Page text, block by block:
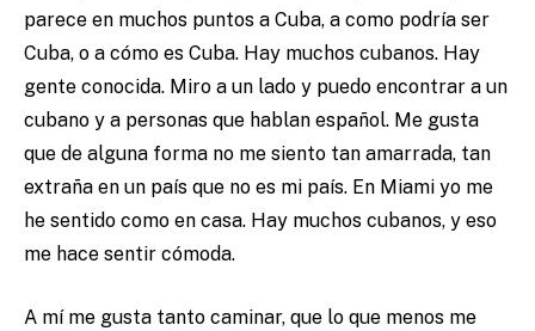
parece en muchos puntos a Cuba, a como podría ser
Cuba, o a cómo es Cuba. Hay muchos cubanos. Hay
gente conocida. Miro a un lado y puedo encontrar a un
cubano y a personas que hablan español. Me gusta
que de alguna forma no me siento tan amarrada, tan
extraña en un país que no es mi país. En Miami yo me
he sentido como en casa. Hay muchos cubanos, y eso
me hace sentir cómoda.
A mí me gusta tanto caminar, que lo que menos me